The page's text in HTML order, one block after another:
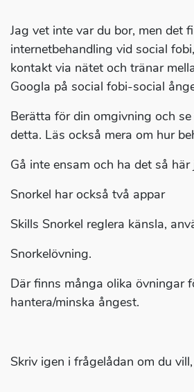
Jag vet inte var du bor, men det
internetbehandling vid social
kontakt via nätet och tränar
Googla på social fobi-social
Berätta för din omgivning och
detta. Läs också mera om hur
Gå inte ensam och ha det så här
Snorkel har också två appar
Skills Snorkel reglera känsla,
Snorkelövning.
Där finns många olika övningar
hantera/minska ångest.
Skriv igen i frågelådan om du